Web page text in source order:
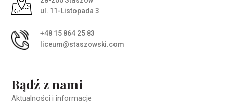
ul. 11-Listopada 3
+48 15 864 25 83
liceum@staszowski.com
Bądź z nami
Aktualności i informacje